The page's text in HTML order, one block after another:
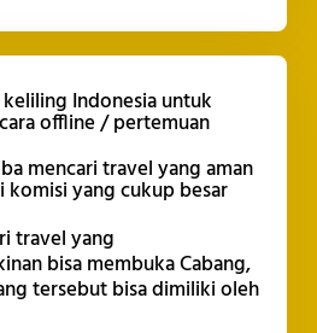
Indonesia untuk
offline / pertemuan
mencari travel yang aman
komisi yang cukup besar
travel yang
bisa membuka Cabang,
tersebut bisa dimiliki oleh